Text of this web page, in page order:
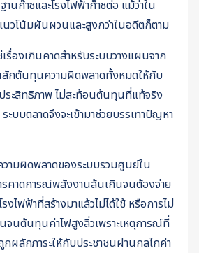
นก๊าซและโรงไฟฟ้าก๊าซต่อ แม้ว่าใน
นวโน้มผันผวนและสูงกว่าในอดีตก็ตาม
องเกินคาดสำหรับระบบวางแผนจาก
ลักต้นทุนความผิดพลาดทั้งหมดให้กับ
ระสิทธิภาพ ไม่สะท้อนต้นทุนที่แท้จริง
ะบบตลาดจึงจะเข้ามาช่วยบรรเทาปัญหา
วามผิดพลาดของระบบรวมศูนย์ใน
รคาดการณ์พลังงานล้นเกินจนต้องจ่าย
งไฟฟ้าที่สร้างมาแล้วไม่ได้ใช้ หรือการไม่
จนต้นทุนค่าไฟสูงลิ่วเพราะเหตุการณ์ที่
ผลักภาระให้กับประชาชนผ่านกลไกค่า